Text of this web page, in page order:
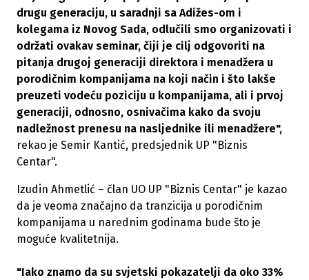
drugu generaciju, u saradnji sa Adižes-om i
kolegama iz Novog Sada, odlučili smo organizovati i
održati ovakav seminar, čiji je cilj odgovoriti na
pitanja drugoj generaciji direktora i menadžera u
porodičnim kompanijama na koji način i što lakše
preuzeti vodeću poziciju u kompanijama, ali i prvoj
generaciji, odnosno, osnivačima kako da svoju
nadležnost prenesu na nasljednike ili menadžere",
rekao je Semir Kantić, predsjednik UP "Biznis
Centar".
Izudin Ahmetlić – član UO UP "Biznis Centar" je kazao
da je veoma značajno da tranzicija u porodičnim
kompanijama u narednim godinama bude što je
moguće kvalitetnija.
"Iako znamo da su svjetski pokazatelji da oko 33%